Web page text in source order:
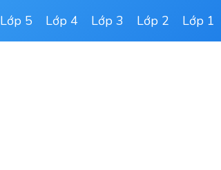
Lớp 5 Lớp 4 Lớp 3 Lớp 2 Lớp 1